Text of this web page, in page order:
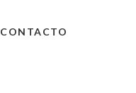
CONTACTO